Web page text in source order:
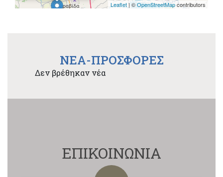
Leaflet | ©OpenStreetMapcontributors
NEA-ΠΡΟΣΦΟΡΕΣ
Δεν βρέθηκαν νέα
ΕΠΙΚΟΙΝΩΝΙΑ